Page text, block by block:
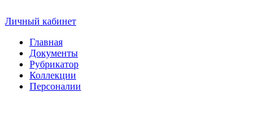
Личный кабинет
Главная
Документы
Рубрикатор
Коллекции
Персоналии